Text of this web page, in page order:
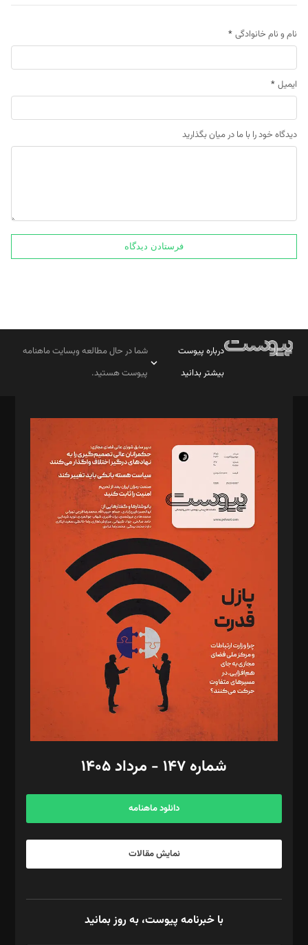
نام و نام خانوادگی *
ایمیل *
دیدگاه خود را با ما در میان بگذارید
درباره پیوست
بیشتر بدانید
شما در حال مطالعه وبسایت ماهنامه
پیوست هستید.
مدیر مسئول: محمدباقر اثنی‌عشری
سردبیر: مهرک محمودی
دبیر تحریریه: میثم قاسمی
د‌بیر ناداستان: سمانه سمیع
د‌بیر خدمت و تجارت: ابوالفضل رجبی
د‌بیر حقوق فناوری: حسام‌الدین ایپکچی
د‌بیر پیوست جهان: مینا پاکدل
د‌بیر تحریریه آنلاین: بابک نقاش
تحریریه‌: مجتبی محمود‌ی، آرش برهمند، یسنا امان‌پور، سروش کرمیان،
مصطفی مسجدی آرانی، ابوالفضل رجبی، زهرا فکرانه، فائزه فتحی
رستمی،مصطفی باستان
ویرایش: نگار استاد‌‌آقا
طراح یونیفرم: مجید توکلی
فیلمبرداری و عکاسی: امیر شفیعی، مانی لطفی زاده
گرافیک و صفحه‌آرایی: سید‌سبحان‌علی ثابت
مد‌یر توسعه تجاری: کامبیز برید‌
امور مالی: شاپور رهبری، محمد‌ کاظمی‌نیا
آگهی و مشترکین: ۰۹۱۹۹۹۹۰۴۵۴
شماره ۱۴۷ - مرداد ۱۴۰۵
دانلود ماهنامه
نمایش مقالات
با خبرنامه پیوست، به روز بمانید